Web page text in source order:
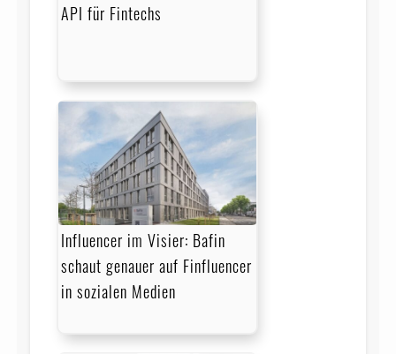
API für Fintechs
Influencer im Visier: Bafin
schaut genauer auf Finfluencer
in sozialen Medien